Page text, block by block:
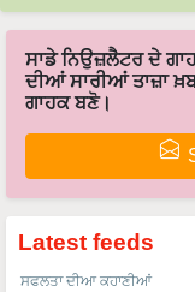
ਸਾਡੇ ਨਿਉਜ਼ਲੈਟਰ ਦੇ
ਦੀਆਂ ਸਾਰੀਆਂ ਤਾਜ਼ਾ
ਗਾਹਕ ਬਣੋ।
Latest feeds
ਸਫਲਤਾ ਦੀਆ ਕਹਾਣੀਆਂ